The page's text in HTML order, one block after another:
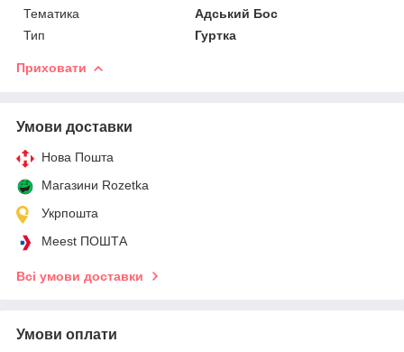
Тематика
Адський Бос
Тип
Гуртка
Приховати
Умови доставки
Нова Пошта
Магазини Rozetka
Укрпошта
Meest ПОШТА
Всі умови доставки
Умови оплати